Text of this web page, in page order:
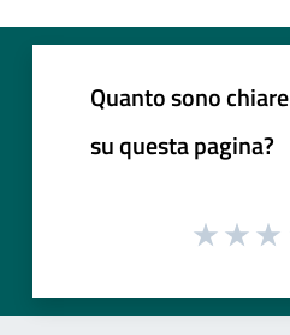
Quanto sono
su questa pagina?